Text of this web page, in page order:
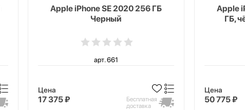
Apple iPhone SE 2020 256 ГБ
Черный
арт. 661
Цена
17 375 ₽
Бесплатная
доставка
Apple
ГБ,
Цена
50 775 ₽